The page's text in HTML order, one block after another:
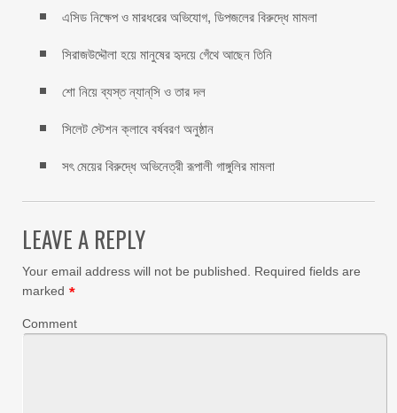
এসিড নিক্ষেপ ও মারধরের অভিযোগ, ডিপজলের বিরুদ্ধে মামলা
সিরাজউদ্দৌলা হয়ে মানুষের হৃদয়ে গেঁথে আছেন তিনি
শো নিয়ে ব্যস্ত ন্যান্‌সি ও তার দল
সিলেট স্টেশন ক্লাবে বর্ষবরণ অনুষ্ঠান
সৎ মেয়ের বিরুদ্ধে অভিনেত্রী রূপালী গাঙ্গুলির মামলা
LEAVE A REPLY
Your email address will not be published.
Required fields are
marked *
Comment